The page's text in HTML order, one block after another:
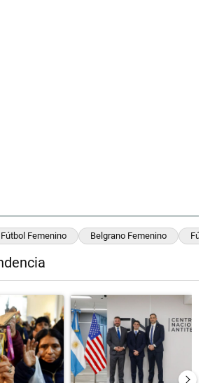
Fútbol Femenino Belgrano Femenino
con el título "San Cayetano 2026:
Un artículo de tendencia con el